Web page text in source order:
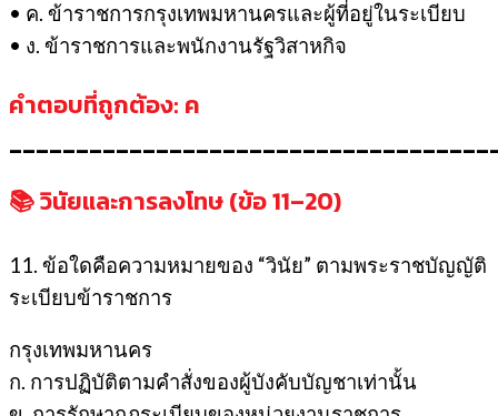
• ค. ข้าราชการกรุงเทพมหานครและผู้ที่อยู่ในระเบียบ
• ง. ข้าราชการและพนักงานรัฐวิสาหกิจ
คำตอบที่ถูกต้อง: ค
📚 วินัยและการลงโทษ (ข้อ 11–20)
11. ข้อใดคือความหมายของ “วินัย” ตามพระราชบัญญัติ
ระเบียบข้าราชการ
กรุงเทพมหานคร
ก. การปฏิบัติตามคำสั่งของผู้บังคับบัญชาเท่านั้น